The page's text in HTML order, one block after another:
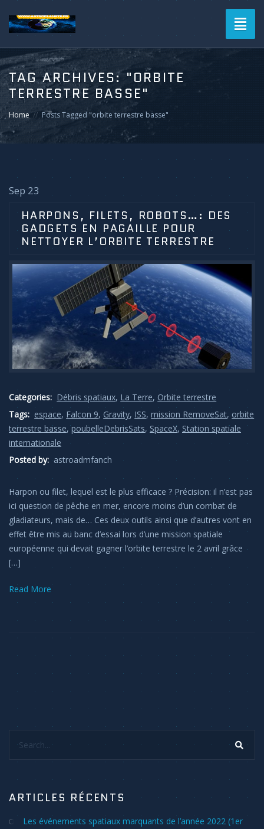
TAG ARCHIVES:"ORBITE
TERRESTRE BASSE"
Home Posts Tagged "orbite terrestre basse"
Sep 23
HARPONS, FILETS, ROBOTS…: DES
GADGETS EN PAGAILLE POUR
NETTOYER L’ORBITE TERRESTRE
Categories: Débris spatiaux, La Terre, Orbite terrestre
Tags: espace, Falcon 9, Gravity, ISS,mission RemoveSat, orbite
terrestre basse,poubelleDebrisSats, SpaceX, Station spatiale
internationale
Posted by: astroadmfanch
Harpon ou filet, lequel est le plus efficace ? Précision: il n’est pas
ici question de pêche en mer, encore moins d’un combat de
gladiateurs, mais de… Ces deux outils ainsi que d’autres vont en
effet être mis au banc d’essai lors d’une mission spatiale
européenne qui devait gagner l’orbite terrestre le 2 avril grâce
[…]
Read More
ARTICLES RÉCENTS
Les événements spatiaux marquants de l’année 2022 (1er